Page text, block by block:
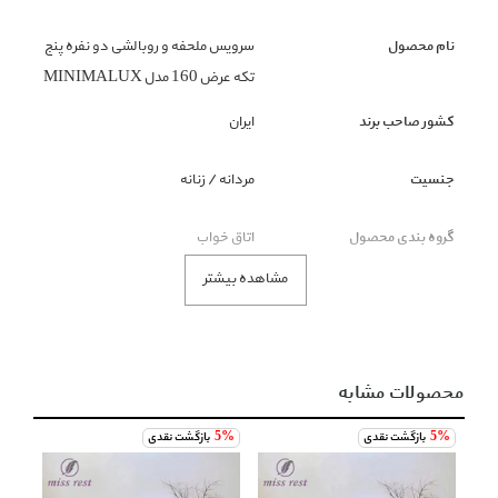
مشاهده بیشتر
نام محصول
سرویس ملحفه و روبالشی دو نفره پنج
تکه عرض 160 مدل MINIMALUX
کشور صاحب برند ایران
جنسیت مردانه / زنانه
گروه بندی محصول اتاق خواب
توضیحات
سرویس ملحفه و روبالشی دو نفره پنج تکه عرض 160 مدل
محصولات مشابه
5% بازگشت نقدی 5% بازگشت نقدی